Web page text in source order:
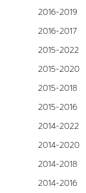
2016-2019
2016-2017
2015-2022
2015-2020
2015-2018
2015-2016
2014-2022
2014-2020
2014-2018
2014-2016